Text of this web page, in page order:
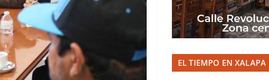
EL TIEMPO EN XALAPA